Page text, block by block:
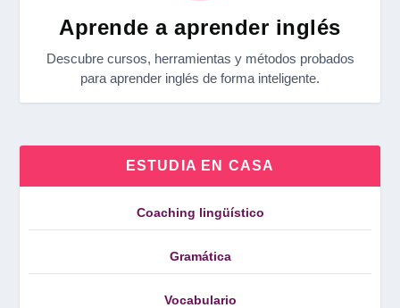
Aprende a aprender inglés
Descubre cursos, herramientas y métodos probados
para aprender inglés de forma inteligente.
ESTUDIA EN CASA
Coaching lingüístico
Gramática
Vocabulario